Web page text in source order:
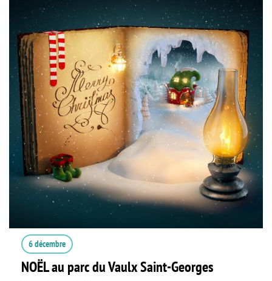
6 décembre
NOËL au parc du Vaulx Saint-Georges